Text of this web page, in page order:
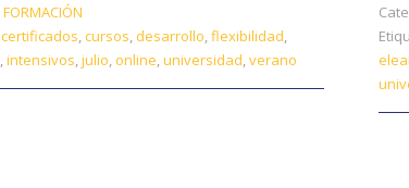
FORMACIÓN
certificados,cursos, desarrollo,flexibilidad,
,intensivos,julio, online,universidad,verano